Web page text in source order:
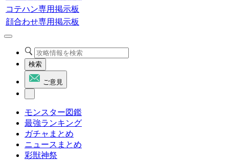
コテハン専用掲示板
顔合わせ専用掲示板
検索
ご意見
モンスター図鑑
最強ランキング
ガチャまとめ
ニュースまとめ
彩獣神祭